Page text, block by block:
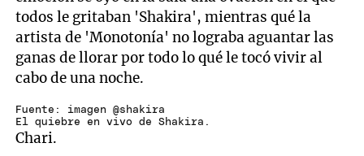
todos le gritaban 'Shakira', mientras qué la
artista de 'Monotonía' no lograba aguantar las
ganas de llorar por todo lo qué le tocó vivir al
cabo de una noche.
Fuente: imagen @shakira
El quiebre en vivo de Shakira.
Chari.